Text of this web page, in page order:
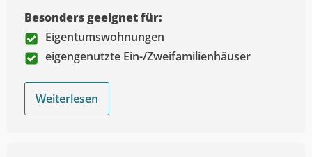
Besonders geeignet für:
Eigentumswohnungen
eigengenutzte Ein-/Zweifamilienhäuser
Weiterlesen